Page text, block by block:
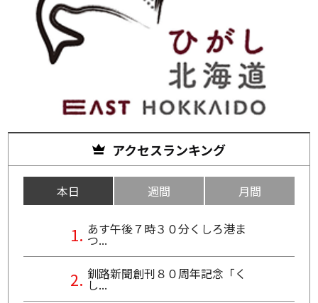
アクセスランキング
本日 週間 月間
あす午後７時３０分くしろ港ま
つ...
釧路新聞創刊８０周年記念「く
し...